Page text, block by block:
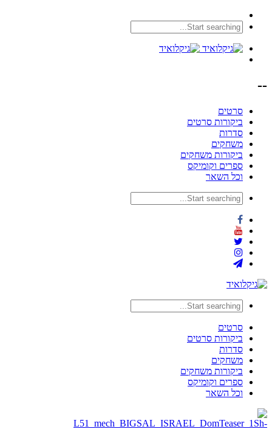
--
סרטים
ביקורות סרטים
סדרות
משחקים
ביקורות משחקים
ספרים וקומיקס
וכל השאר
סרטים
ביקורות סרטים
סדרות
משחקים
ביקורות משחקים
ספרים וקומיקס
וכל השאר